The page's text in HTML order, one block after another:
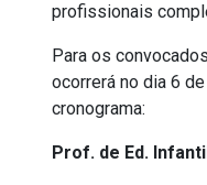
profissionais
Para os
ocorrerá no dia 6
cronograma:
Prof. de Ed.